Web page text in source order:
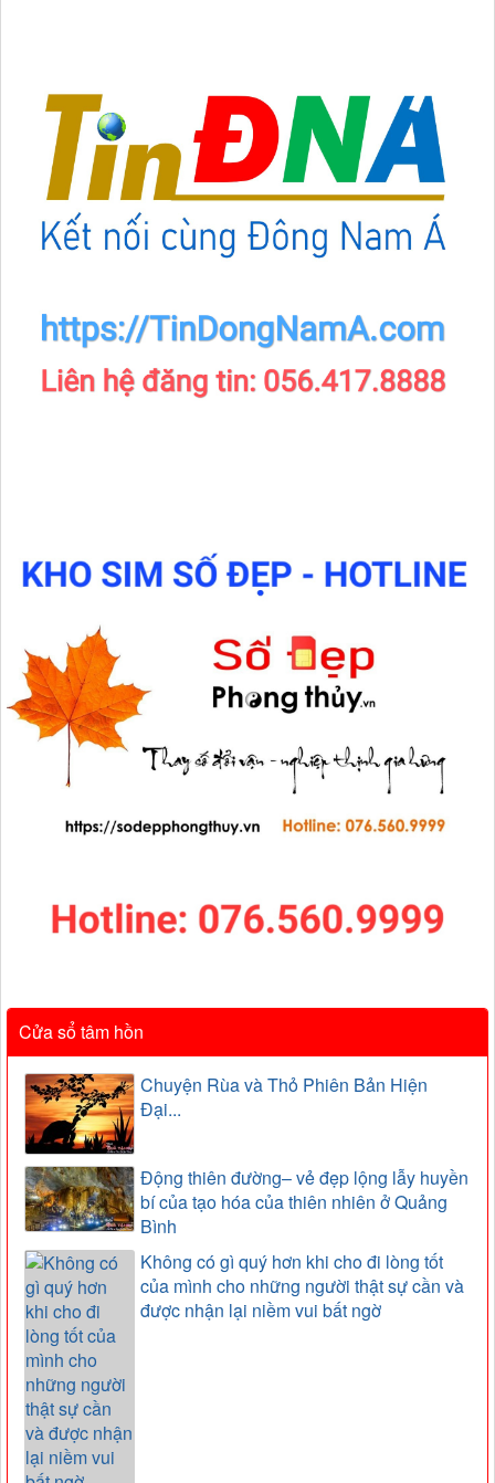
Cửa sổ tâm hồn
Chuyện Rùa và Thỏ Phiên Bản Hiện
Đại...
Động thiên đường– vẻ đẹp lộng lẫy huyền
bí của tạo hóa của thiên nhiên ở Quảng
Bình
Không có gì quý hơn khi cho đi lòng tốt
của mình cho những người thật sự cần và
được nhận lại niềm vui bất ngờ